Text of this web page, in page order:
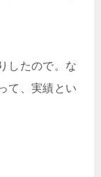
したので。な
て、実績とい